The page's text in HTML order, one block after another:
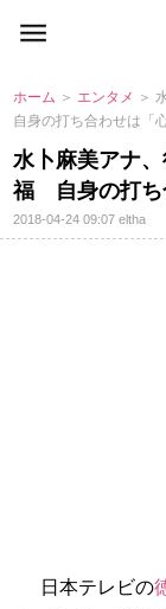
ホーム ＞ エンタメ ＞
自身の打ち合わせは「
水卜麻美アナ
福 自身の打ち
2018-04-24 09:07eltha
日本テレビの